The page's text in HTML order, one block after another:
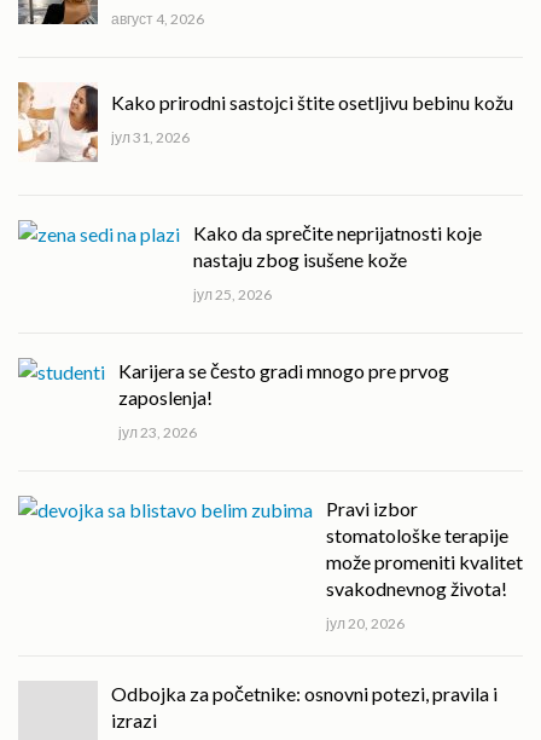
август 4, 2026
Kako prirodni sastojci štite osetljivu bebinu kožu
јул 31, 2026
Kako da sprečite neprijatnosti koje
nastaju zbog isušene kože
јул 25, 2026
Karijera se često gradi mnogo pre prvog
zaposlenja!
јул 23, 2026
Pravi izbor
stomatološke terapije
može promeniti kvalitet
svakodnevnog života!
јул 20, 2026
Odbojka za početnike: osnovni potezi, pravila i
izrazi